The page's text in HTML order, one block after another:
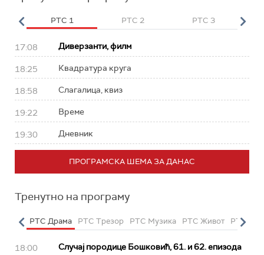
РТС 1 РТС 2 РТС 3
17:08 Диверзанти, филм
18:25 Квадратура круга
18:58 Слагалица, квиз
19:22 Време
19:30 Дневник
ПРОГРАМСКА ШЕМА ЗА ДАНАС
Тренутно на програму
РТС Драма РТС Трезор РТС Музика РТС Живот РТС
18:00 Случај породице Бошковић, 61. и 62. епизода